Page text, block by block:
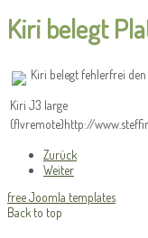
Kiri belegt
Kiri belegt fehlerfrei
Kiri J3 large
{flvremote}http://
Zurück
Weiter
free Joomla templates
Back to top